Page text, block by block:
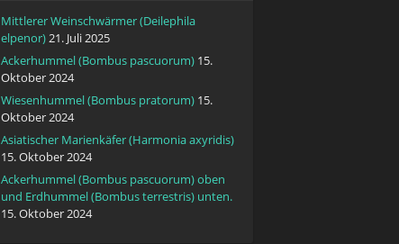
Mittlerer Weinschwärmer (Deilephila
elpenor)21. Juli 2025
Ackerhummel (Bombus pascuorum) 15.
Oktober 2024
Wiesenhummel (Bombus pratorum) 15.
Oktober 2024
Asiatischer Marienkäfer (Harmonia axyridis)
15. Oktober 2024
Ackerhummel (Bombus pascuorum) oben
und Erdhummel (Bombus terrestris) unten.
15. Oktober 2024